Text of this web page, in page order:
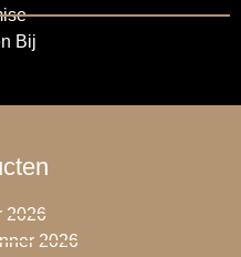
Bij
2026
2026